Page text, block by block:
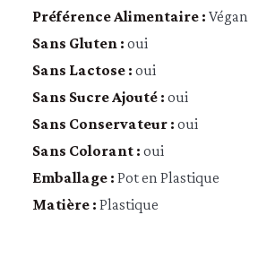
Préférence Alimentaire : Végan
Sans Gluten : oui
Sans Lactose : oui
Sans Sucre Ajouté : oui
Sans Conservateur : oui
Sans Colorant : oui
Emballage : Pot en Plastique
Matière : Plastique